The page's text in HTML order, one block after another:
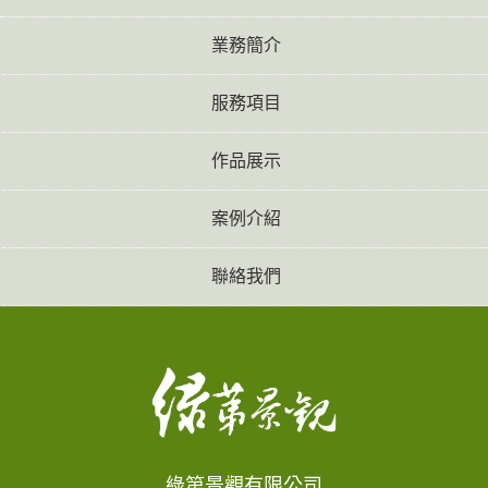
業務簡介
服務項目
作品展示
案例介紹
聯絡我們